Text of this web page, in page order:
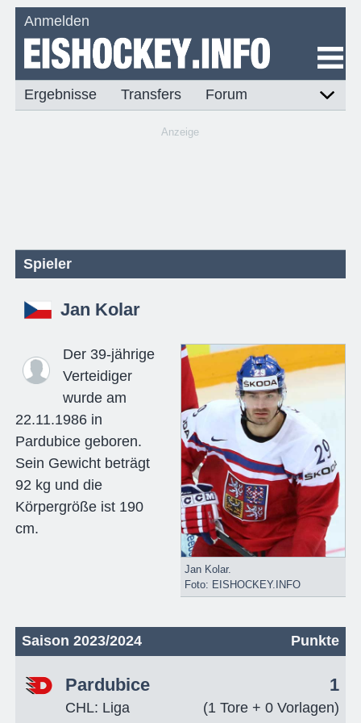
Anmelden
Ergebnisse Transfers Forum
Anzeige
Spieler
Jan Kolar
Jan Kolar.
Foto: EISHOCKEY.INFO
Der 39-jährige
Verteidiger
wurde am
22.11.1986 in
Pardubice geboren.
Sein Gewicht beträgt
92 kg und die
Körpergröße ist 190
cm.
Saison 2023/2024 Punkte
Pardubice
CHL: Liga
1
(1 Tore + 0 Vorlagen)